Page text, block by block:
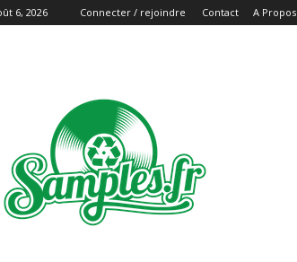
6, 2026 Connecter / rejoindre Contact A Propos